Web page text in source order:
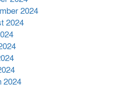
জেরী
2024
2024
2024